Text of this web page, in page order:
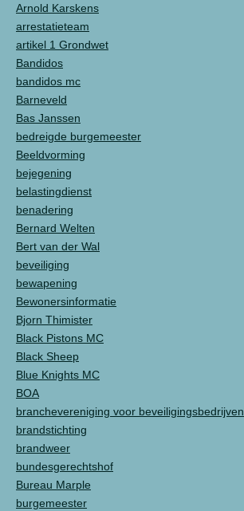
Arnold Karskens
arrestatieteam
artikel 1 Grondwet
Bandidos
bandidos mc
Barneveld
Bas Janssen
bedreigde burgemeester
Beeldvorming
bejegening
belastingdienst
benadering
Bernard Welten
Bert van der Wal
beveiliging
bewapening
Bewonersinformatie
Bjorn Thimister
Black Pistons MC
Black Sheep
Blue Knights MC
BOA
branchevereniging voor beveiligingsbedrijven
brandstichting
brandweer
bundesgerechtshof
Bureau Marple
burgemeester